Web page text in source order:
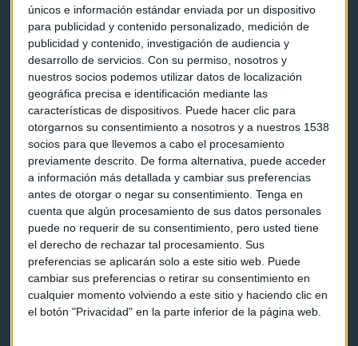
únicos e información estándar enviada por un dispositivo
para publicidad y contenido personalizado, medición de
publicidad y contenido, investigación de audiencia y
desarrollo de servicios. Con su permiso, nosotros y
nuestros socios podemos utilizar datos de localización
geográfica precisa e identificación mediante las
características de dispositivos. Puede hacer clic para
otorgarnos su consentimiento a nosotros y a nuestros 1538
socios para que llevemos a cabo el procesamiento
previamente descrito. De forma alternativa, puede acceder
a información más detallada y cambiar sus preferencias
antes de otorgar o negar su consentimiento. Tenga en
cuenta que algún procesamiento de sus datos personales
puede no requerir de su consentimiento, pero usted tiene
el derecho de rechazar tal procesamiento. Sus
preferencias se aplicarán solo a este sitio web. Puede
cambiar sus preferencias o retirar su consentimiento en
cualquier momento volviendo a este sitio y haciendo clic en
el botón "Privacidad" en la parte inferior de la página web.
Capital Radio
Noticias
Eventos
Consultorios
Programas y podcasts
Contacto & Legal
Contacto
Cómo escucharnos
Política de privacidad